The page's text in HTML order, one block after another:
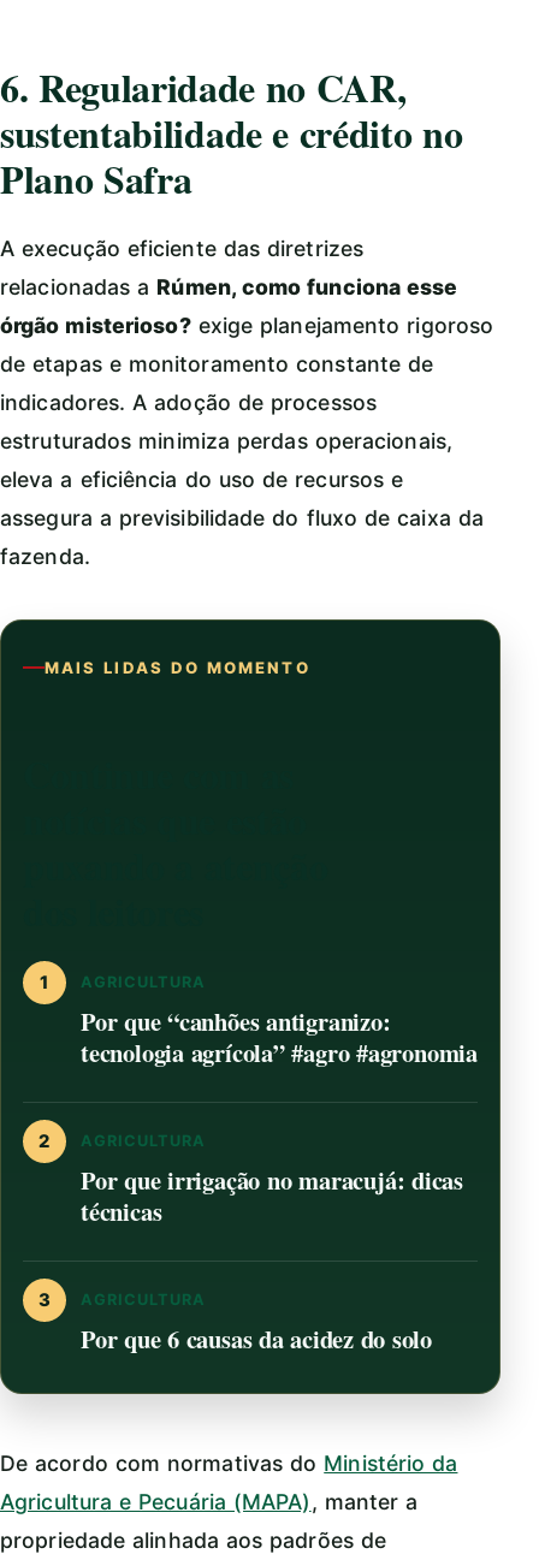
6. Regularidade no CAR,
sustentabilidade e crédito no
Plano Safra
A execução eficiente das diretrizes
relacionadas a Rúmen, como funciona esse
órgão misterioso?exige planejamento rigoroso
de etapas e monitoramento constante de
indicadores. A adoção de processos
estruturados minimiza perdas operacionais,
eleva a eficiência do uso de recursos e
assegura a previsibilidade do fluxo de caixa da
fazenda.
MAIS LIDAS DO MOMENTO
1 AGRICULTURA
Por que “canhões antigranizo:
tecnologia agrícola” #agro #agronomia
2 AGRICULTURA
Por que irrigação no maracujá: dicas
técnicas
3 AGRICULTURA
Por que 6 causas da acidez do solo
De acordo com normativas do Ministério da
Agricultura e Pecuária (MAPA), manter a
propriedade alinhada aos padrões de